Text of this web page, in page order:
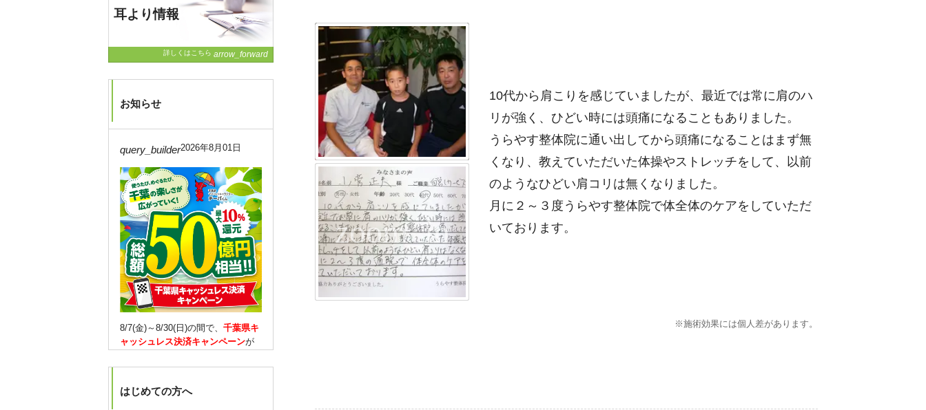
10代から肩こりを感じていましたが、最近では常に肩のハ
リが強く、ひどい時には頭痛になることもありました。
うらやす整体院に通い出してから頭痛になることはまず無
くなり、教えていただいた体操やストレッチをして、以前
のようなひどい肩コリは無くなりました。
月に２～３度うらやす整体院で体全体のケアをしていただ
いております。
※施術効果には個人差があります。
耳より情報
詳しくはこちら arrow_forward
お知らせ
query_builder2026年8月01日
8/7(金)～8/30(日)の間で、 千葉県キ
ャッシュレス決済キャンペーンが
していただくと、10％還元(1決済
はじめての方へ